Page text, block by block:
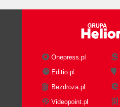
Onepress.pl
Editio.pl
Bezdroza.pl
Videopoint.pl